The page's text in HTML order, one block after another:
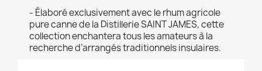
- Élaboré exclusivement avec le rhum agricole
pure canne de la Distillerie SAINT JAMES, cette
collection enchantera tous les amateurs à la
recherche d’arrangés traditionnels insulaires.